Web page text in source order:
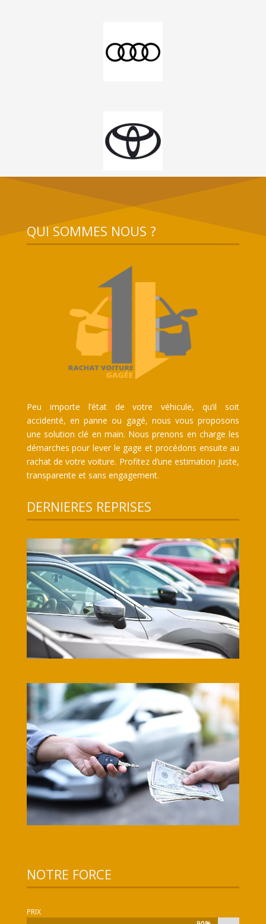
QUI SOMMES NOUS ?
Peu importe l’état de votre véhicule, qu’il soit
accidenté, en panne ou gagé, nous vous proposons
une solution clé en main. Nous prenons en charge les
démarches pour lever le gage et procédons ensuite au
rachat de votre voiture. Profitez d’une estimation juste,
transparente et sans engagement.
DERNIERES REPRISES
NOTRE FORCE
PRIX